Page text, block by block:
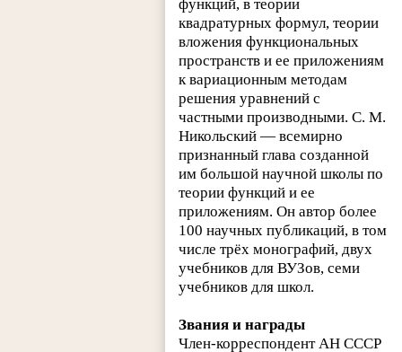
функций, в теории
квадратурных формул, теории
вложения функциональных
пространств и ее приложениям
к вариационным методам
решения уравнений с
частными производными. С. М.
Никольский — всемирно
признанный глава созданной
им большой научной школы по
теории функций и ее
приложениям. Он автор более
100 научных публикаций, в том
числе трёх монографий, двух
учебников для ВУЗов, семи
учебников для школ.
Звания и награды
Член-корреспондент АН СССР